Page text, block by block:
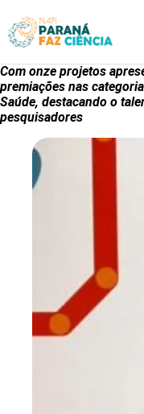
Com onze projetos
premiações nas
Saúde, destacando o
pesquisadores